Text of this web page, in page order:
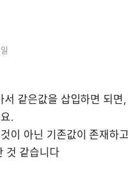
서 같은값을 삽입하면 되
.
이 아닌 기존값이 존재하
것 같습니다